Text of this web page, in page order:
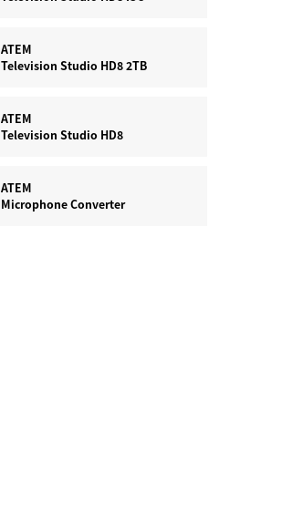
ATEM
Television Studio HD8 2TB
ATEM
Television Studio HD8
ATEM
Microphone Converter